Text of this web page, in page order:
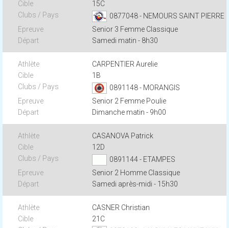
15C
0877048 - NEMOURS SAINT PIERRE
Senior 3 Femme Classique
Samedi matin - 8h30
CARPENTIER Aurelie
1B
0891148 - MORANGIS
Senior 2 Femme Poulie
Dimanche matin - 9h00
CASANOVA Patrick
12D
0891144 - ETAMPES
Senior 2 Homme Classique
Samedi après-midi - 15h30
CASNER Christian
21C